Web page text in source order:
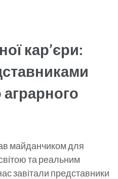
кар’єри:
аграрного
майданчиком для
та реальним
завітали представники